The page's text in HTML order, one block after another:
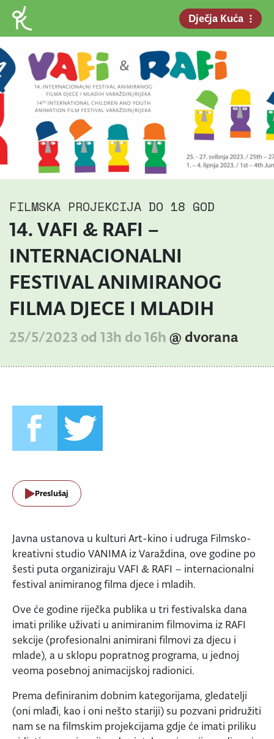
Dječja Kuća
FILMSKA PROJEKCIJA DO 18 GOD
14. VAFI & RAFI –
INTERNACIONALNI
FESTIVAL ANIMIRANOG
FILMA DJECE I MLADIH
25/5/2023 od 13h do 16h @ dvorana
Preslušaj
Javna ustanova u kulturi Art-kino i udruga Filmsko-
kreativni studio VANIMA iz Varaždina, ove godine po
šesti puta organiziraju VAFI & RAFI – internacionalni
festival animiranog filma djece i mladih.
Ove će godine riječka publika u tri festivalska dana
imati prilike uživati u animiranim filmovima iz RAFI
sekcije (profesionalni animirani filmovi za djecu i
mlade), a u sklopu popratnog programa, u jednoj
veoma posebnoj animacijskoj radionici.
Prema definiranim dobnim kategorijama, gledatelji
(oni mlađi, kao i oni nešto stariji) su pozvani pridružiti
nam se na filmskim projekcijama gdje će imati priliku